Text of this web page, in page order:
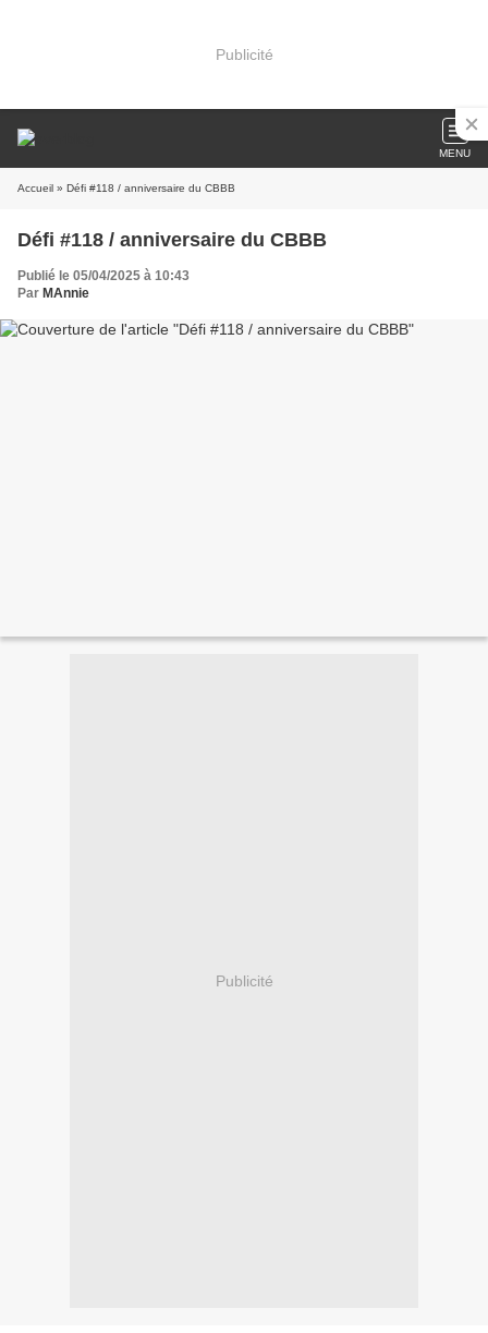
Publicité
MENU
Accueil » Défi #118 / anniversaire du CBBB
Défi #118 / anniversaire du CBBB
Publié le 05/04/2025 à 10:43
Par MAnnie
Publicité